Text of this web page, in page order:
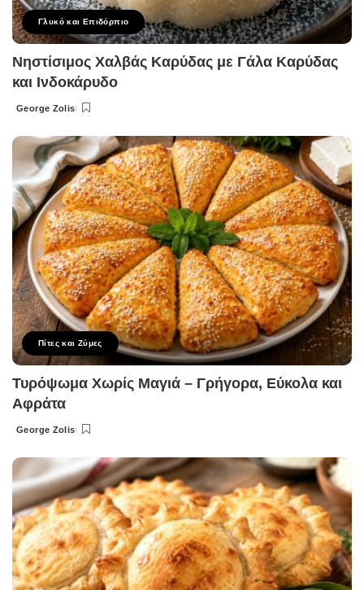
Γλυκό και Επιδόρπιο
Νηστίσιμος Χαλβάς Καρύδας με Γάλα Καρύδας
και Ινδοκάρυδο
Posted
George Zolis
Πίτες και Ζύμες
Τυρόψωμα Χωρίς Μαγιά – Γρήγορα, Εύκολα και
Αφράτα
Posted
George Zolis